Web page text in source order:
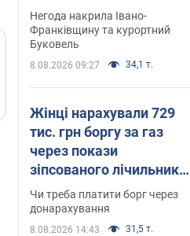
перетворились на
річки. Відео
Негода накрила Івано-
Франківщину та курортний
Буковель
8.08.2026 09:27 34,1 т.
Жінці нарахували 729
тис. грн боргу за газ
через покази
зіпсованого лічильника:
суддя ухвалив
неочікуване рішення
Чи треба платити борг через
донарахування
8.08.2026 14:43 31,5 т.